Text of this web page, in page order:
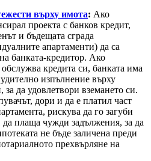
върху имота: Ако
проекта с банков кредит,
и бъдещата сграда
апартаменти) да са
банката-кредитор. Ако
кредита си, банката има
изпълнение върху
да удовлетвори вземането си.
дори и да е платил част
рискува да го загуби
плаща чужди задължения, за да
не бъде заличена преди
прехвърляне на